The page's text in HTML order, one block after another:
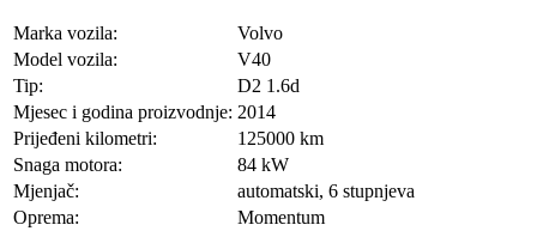
Marka vozila:
Volvo
Model vozila:
V40
Tip:
D2 1.6d
Mjesec i godina proizvodnje: 2014
Prijeđeni kilometri:
125000 km
Snaga motora:
84 kW
Mjenjač:
automatski, 6 stupnjeva
Oprema:
Momentum